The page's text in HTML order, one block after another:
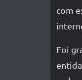
com
Foi